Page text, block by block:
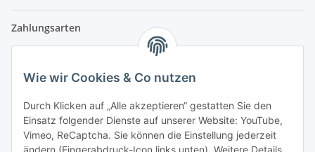
Wie wir Cookies & Co nutzen
Durch Klicken auf „Alle akzeptieren“ gestatten Sie den
Einsatz folgender Dienste auf unserer Website: YouTube,
Vimeo, ReCaptcha. Sie können die Einstellung jederzeit
Zahlungsarten
Versandpartner
Partner